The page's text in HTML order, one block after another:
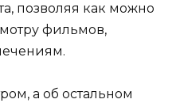
позволяя как можно
фильмов,
а об остальном